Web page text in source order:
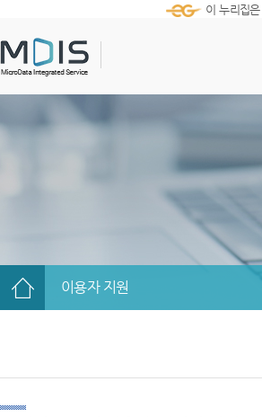
이 누리집
이용자 지원